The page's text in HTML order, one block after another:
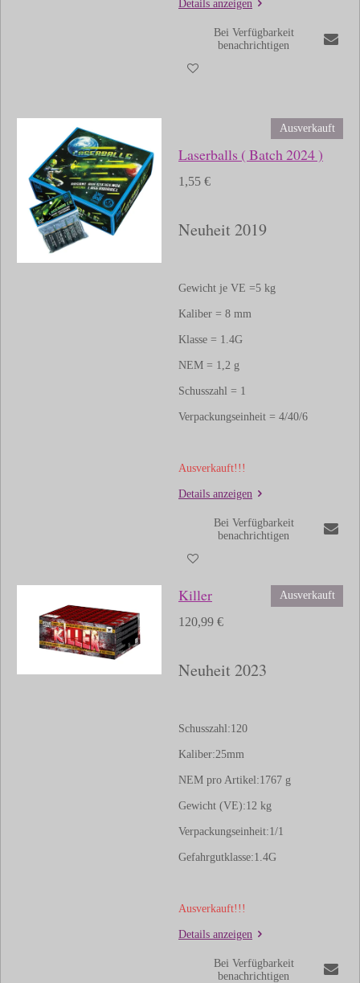
Details anzeigen
Bei Verfügbarkeit
benachrichtigen
Ausverkauft
Laserballs ( Batch 2024 )
1,55 €
Neuheit 2019
Gewicht je VE =5 kg
Kaliber = 8 mm
Klasse = 1.4G
NEM = 1,2 g
Schusszahl = 1
Verpackungseinheit = 4/40/6
Ausverkauft!!!
Details anzeigen
Bei Verfügbarkeit
benachrichtigen
Ausverkauft
Killer
120,99 €
Neuheit 2023
Schusszahl:120
Kaliber:25mm
NEM pro Artikel:1767 g
Gewicht (VE):12 kg
Verpackungseinheit:1/1
Gefahrgutklasse:1.4G
Ausverkauft!!!
Details anzeigen
Bei Verfügbarkeit
benachrichtigen